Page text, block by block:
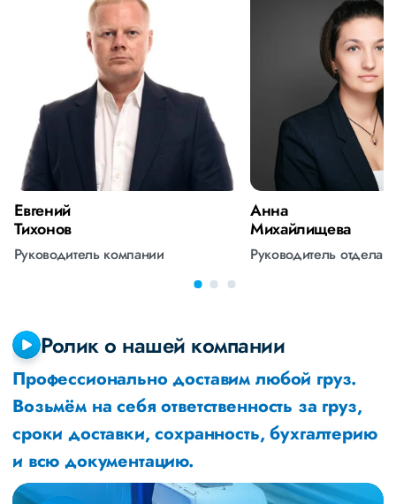
Евгений
Тихонов
Руководитель компании
Анна
Михайлищева
Руководитель отдела
Ролик о нашей компании
Профессионально доставим любой груз.
Возьмём на себя ответственность за груз,
сроки доставки, сохранность, бухгалтерию
и всю документацию.